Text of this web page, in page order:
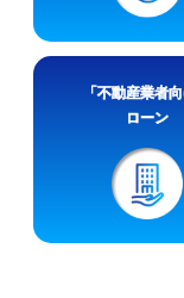
「不動産業者向
ローン